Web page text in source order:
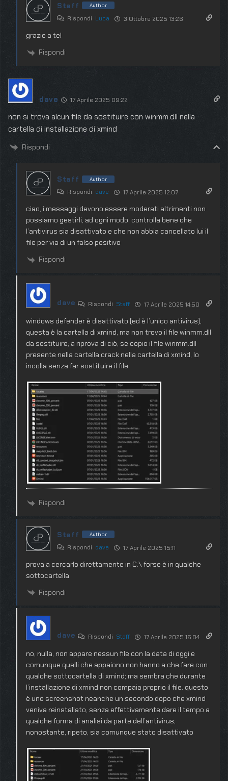
Staff Author
Rispondi Luca 3 Ottobre 2025 13:26
grazie a te!
Rispondi
dave 17 Aprile 2025 09:22
non si trova alcun file da sostituire con winmm.dll nella
cartella di installazione di xmind
Rispondi
Staff Author
Rispondi dave 17 Aprile 2025 12:07
ciao, i messaggi devono essere moderati altrimenti non
possiamo gestirli, ad ogni modo, controlla bene che
l’antivirus sia disattivato e che non abbia cancellato lui il
file per via di un falso positivo
Rispondi
dave Rispondi Staff 17 Aprile 2025 14:50
windows defender è disattivato (ed è l’unico antivirus),
questa è la cartella di xmind, ma non trovo il file winmm.dll
da sostituire; a riprova di ciò, se copio il file winmm.dll
presente nella cartella crack nella cartella di xmind, lo
incolla senza far sostituire il file
Rispondi
Staff Author
Rispondi dave 17 Aprile 2025 15:11
prova a cercarlo direttamente in C:\ forse è in qualche
sottocartella
Rispondi
dave Rispondi Staff 17 Aprile 2025 16:04
no, nulla, non appare nessun file con la data di oggi e
comunque quelli che appaiono non hanno a che fare con
qualche sottocartella di xmind; ma sembra che durante
l’installazione di xmind non compaia proprio il file. questo
è uno screenshot neanche un secondo dopo che xmind
veniva reinstallato, senza effettivamente dare il tempo a
qualche forma di analisi da parte dell’antivirus,
nonostante, ripeto, sia comunque stato disattivato